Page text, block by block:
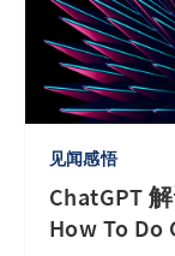
见闻感悟
ChatGPT
How To Do